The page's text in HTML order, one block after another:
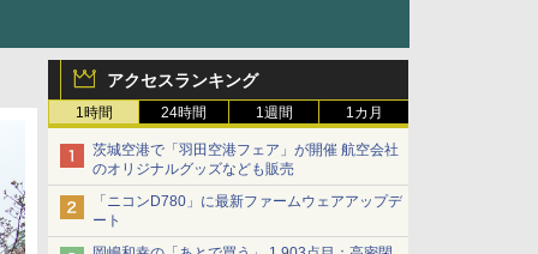
アクセスランキング
1時間 24時間 1週間 1カ月
茨城空港で「羽田空港フェア」が開催 航空会社
のオリジナルグッズなども販売
「ニコンD780」に最新ファームウェアアップデ
ート